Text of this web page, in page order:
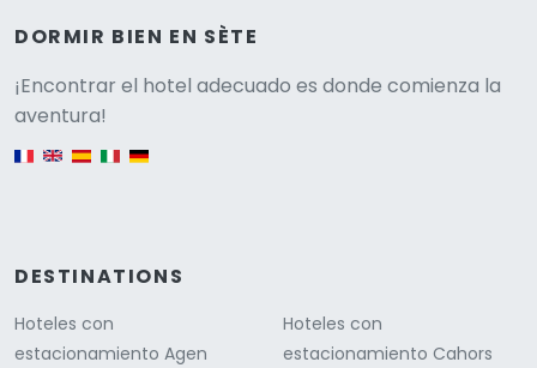
DORMIR BIEN EN SÈTE
¡Encontrar el hotel adecuado es donde comienza la
aventura!
English version
DESTINATIONS
Hoteles con
estacionamiento Agen
Hoteles con
estacionamiento Cahors